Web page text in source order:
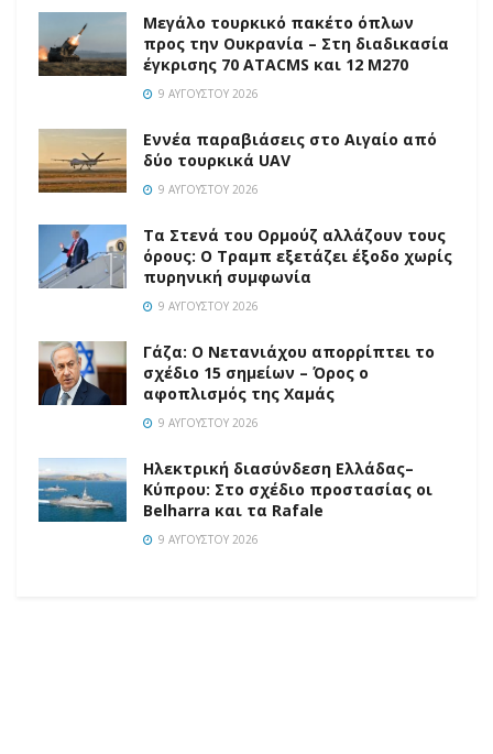
Μεγάλο τουρκικό πακέτο όπλων
προς την Ουκρανία – Στη διαδικασία
έγκρισης 70 ATACMS και 12 M270
9 ΑΥΓΟΎΣΤΟΥ 2026
Εννέα παραβιάσεις στο Αιγαίο από
δύο τουρκικά UAV
9 ΑΥΓΟΎΣΤΟΥ 2026
Τα Στενά του Ορμούζ αλλάζουν τους
όρους: Ο Τραμπ εξετάζει έξοδο χωρίς
πυρηνική συμφωνία
9 ΑΥΓΟΎΣΤΟΥ 2026
Γάζα: Ο Νετανιάχου απορρίπτει το
σχέδιο 15 σημείων – Όρος ο
αφοπλισμός της Χαμάς
9 ΑΥΓΟΎΣΤΟΥ 2026
Ηλεκτρική διασύνδεση Ελλάδας–
Κύπρου: Στο σχέδιο προστασίας οι
Belharra και τα Rafale
9 ΑΥΓΟΎΣΤΟΥ 2026